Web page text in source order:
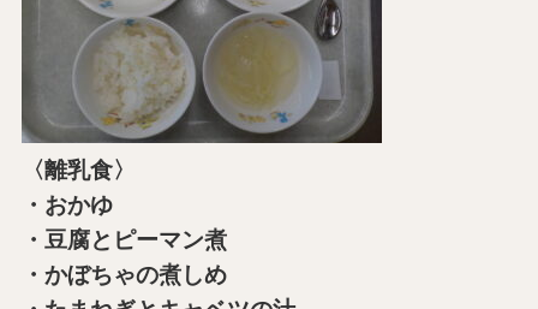
〈離乳食〉
・おかゆ
・豆腐とピーマン煮
・かぼちゃの煮しめ